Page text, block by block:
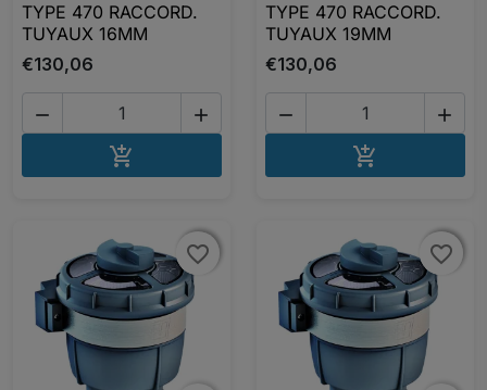
TYPE 470 RACCORD.
TUYAUX 16MM
€130,06
 

TYPE 470 RACCORD.
TUYAUX 19MM
€130,06
 

favorite_border
favorite_border favorite_border
favorite_border